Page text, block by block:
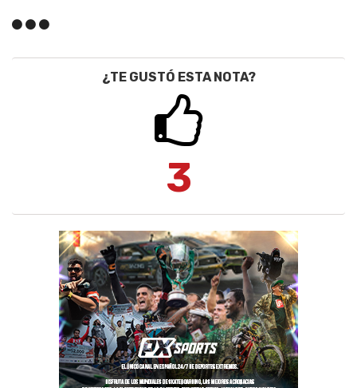
¿TE GUSTÓ ESTA NOTA?
3